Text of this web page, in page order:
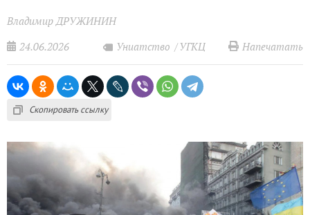
Владимир ДРУЖИНИН
24.06.2026
Униатство УГКЦ Напечатать
Скопировать ссылку